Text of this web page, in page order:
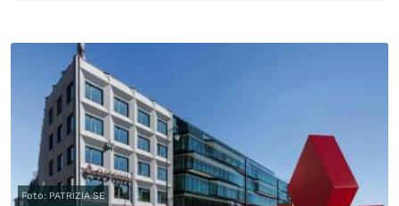
Foto: PATRIZIA SE